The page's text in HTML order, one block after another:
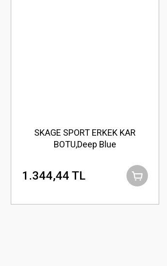
SKAGE SPORT ERKEK KAR
BOTU,Deep Blue
1.344,44 TL